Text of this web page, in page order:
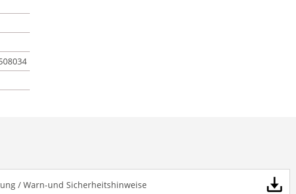
/ Warn-und Sicherheitshinweise